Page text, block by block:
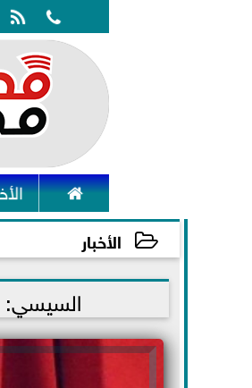
 

الأخبار
2021-12-22 14:50:17 السيسي: